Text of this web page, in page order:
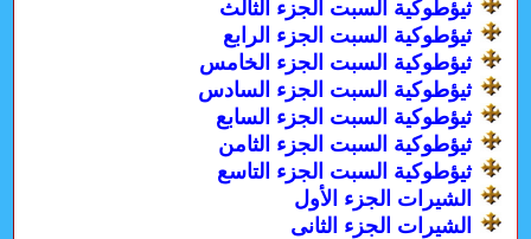
ثيؤطوكية السبت الجزء الثالث
ثيؤطوكية السبت الجزء الرابع
ثيؤطوكية السبت الجزء الخامس
ثيؤطوكية السبت الجزء السادس
ثيؤطوكية السبت الجزء السابع
ثيؤطوكية السبت الجزء الثامن
ثيؤطوكية السبت الجزء التاسع
الشيرات الجزء الأول
الشيرات الجزء الثانى